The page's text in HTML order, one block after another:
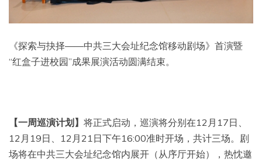
《探索与抉择——中共三大会址纪念馆移动剧场》首演暨
“红盒子进校园”成果展演活动圆满结束。
【一周巡演计划 】 将正式启动，巡演将分别在12月17日、
12月19日、12月21日下午16:00准时开场，共计三场。剧
场将在中共三大会址纪念馆内展开（从序厅开始），热忱邀